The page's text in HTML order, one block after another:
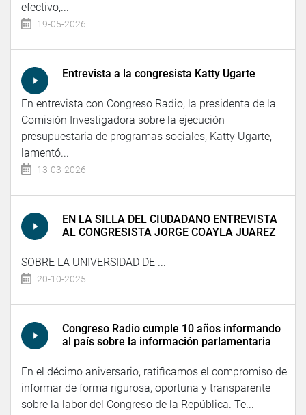
efectivo,...
19-05-2026
Entrevista a la congresista Katty Ugarte
En entrevista con Congreso Radio, la presidenta de la
Comisión Investigadora sobre la ejecución
presupuestaria de programas sociales, Katty Ugarte,
lamentó...
13-03-2026
EN LA SILLA DEL CIUDADANO ENTREVISTA
AL CONGRESISTA JORGE COAYLA JUAREZ
SOBRE LA UNIVERSIDAD DE ...
20-10-2025
Congreso Radio cumple 10 años informando
al país sobre la información parlamentaria
En el décimo aniversario, ratificamos el compromiso de
informar de forma rigurosa, oportuna y transparente
sobre la labor del Congreso de la República. Te...